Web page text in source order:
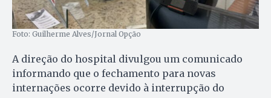
Foto: Guilherme Alves/Jornal Opção
A direção do hospital divulgou um comunicado
informando que o fechamento para novas
internações ocorre devido à interrupção do